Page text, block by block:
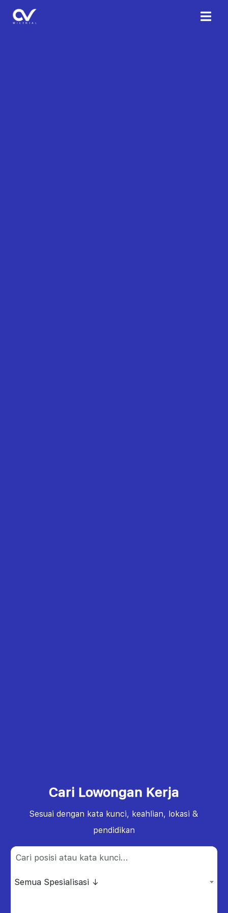
Cari Lowongan Kerja
Sesuai dengan kata kunci, keahlian, lokasi &
pendidikan
Semua Spesialisasi ↓